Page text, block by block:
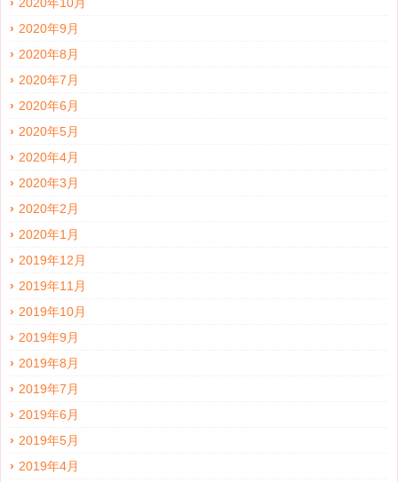
2020年10月
2020年9月
2020年8月
2020年7月
2020年6月
2020年5月
2020年4月
2020年3月
2020年2月
2020年1月
2019年12月
2019年11月
2019年10月
2019年9月
2019年8月
2019年7月
2019年6月
2019年5月
2019年4月